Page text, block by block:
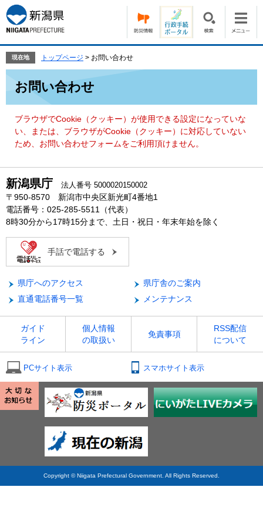
ー
ジ
の
頭
す。
ニ
ュ
ー
飛
て
現在地 トップページ > お問い合わせ
お問い合わせ
ブラウザでCookie（クッキー）が使用できる設定になっていな
い、または、ブラウザがCookie（クッキー）に対応していない
ため、お問い合わせフォームをご利用頂けません。
新潟県庁 法人番号 5000020150002
〒950-8570 新潟市中央区新光町4番地1
電話番号：025-285-5511（代表）
8時30分から17時15分まで、土日・祝日・年末年始を除く
手話で電話する
県庁へのアクセス
県庁舎のご案内
直通電話番号一覧
メンテナンス
ガイド
ライン
個人情報
の取扱い
免責事項
RSS配信
について
PCサイト表示 スマホサイト表示
Copyright © Niigata Prefectural Government. All Rights Reserved.